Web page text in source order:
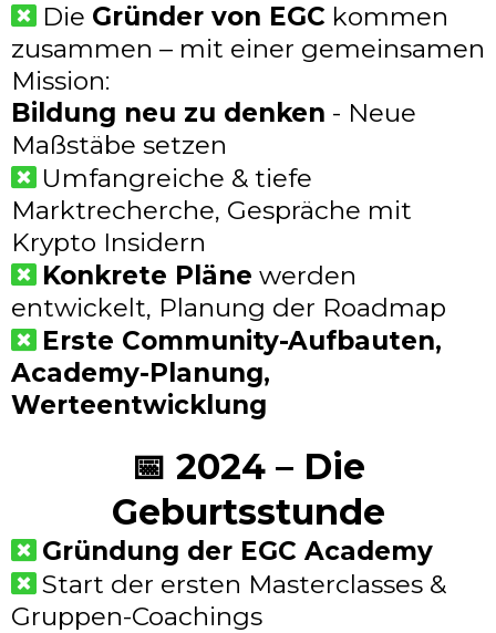
Die Gründer von EGC kommen
zusammen – mit einer gemeinsamen
Mission:
Bildung neu zu denken - Neue
Maßstäbe setzen
Umfangreiche & tiefe
Marktrecherche, Gespräche mit
Krypto Insidern
Konkrete Pläne werden
entwickelt, Planung der Roadmap
Erste Community-Aufbauten,
Academy-Planung,
Werteentwicklung
📅 2024 – Die
Geburtsstunde
Gründung der EGC Academy
Start der ersten Masterclasses &
Gruppen-Coachings